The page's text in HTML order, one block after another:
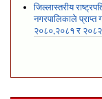
जिल्लास्तरीय
नगरपालिकाले प्राप्त
२०८०,२०८१ र २०८२